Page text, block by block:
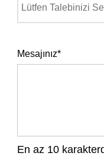
Mesajınız*
En az 10